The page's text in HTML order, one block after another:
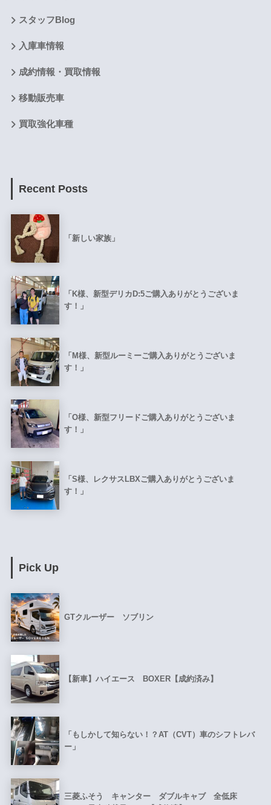
スタッフBlog
入庫車情報
成約情報・買取情報
移動販売車
買取強化車種
Recent Posts
「新しい家族」
「K様、新型デリカD:5ご購入ありがとうございま
す！」
「M様、新型ルーミーご購入ありがとうございま
す！」
「O様、新型フリードご購入ありがとうございま
す！」
「S様、レクサスLBXご購入ありがとうございま
す！」
Pick Up
GTクルーザー ソブリン
【新車】ハイエース BOXER【成約済み】
「もしかして知らない！？AT（CVT）車のシフトレバ
ー」
三菱ふそう キャンター ダブルキャブ 全低床